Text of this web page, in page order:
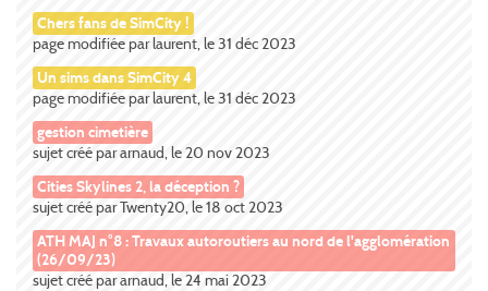
Chers fans de SimCity !
page modifiée par laurent, le 31 déc 2023
Un sims dans SimCity 4
page modifiée par laurent, le 31 déc 2023
gestion cimetière
sujet créé par arnaud, le 20 nov 2023
Cities Skylines 2, la déception ?
sujet créé par Twenty20, le 18 oct 2023
ATH MAJ n°8 : Travaux autoroutiers au nord de l'agglomération
(26/09/23)
sujet créé par arnaud, le 24 mai 2023